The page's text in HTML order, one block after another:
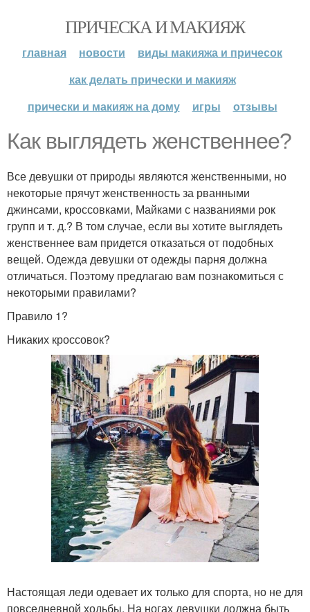
ПРИЧЕСКА И МАКИЯЖ
главная новости
виды макияжа и причесок
как делать прически и макияж
прически и макияж на дому
игры отзывы
Как выглядеть женственнее?
Все девушки от природы являются женственными, но
некоторые прячут женственность за рванными
джинсами, кроссовками, Майками с названиями рок
групп и т. д.? В том случае, если вы хотите выглядеть
женственнее вам придется отказаться от подобных
вещей. Одежда девушки от одежды парня должна
отличаться. Поэтому предлагаю вам познакомиться с
некоторыми правилами?
Правило 1?
Никаких кроссовок?
Настоящая леди одевает их только для спорта, но не для
повседневной ходьбы. На ногах девушки должна быть